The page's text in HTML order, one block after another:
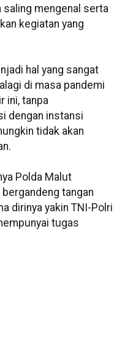
mengenal serta
kegiatan yang
hal yang sangat
di masa pandemi
ini, tanpa
dengan instansi
tidak akan
Polda Malut
tangan
dirinya yakin TNI-Polri
tugas